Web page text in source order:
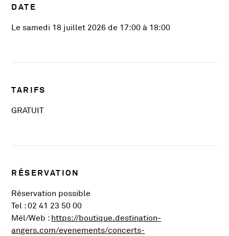
DATE
Le samedi 18 juillet 2026 de 17:00 à 18:00
TARIFS
GRATUIT
RÉSERVATION
Réservation possible
Tel : 02 41 23 50 00
Mèl/Web : https://boutique.destination-
angers.com/evenements/concerts-